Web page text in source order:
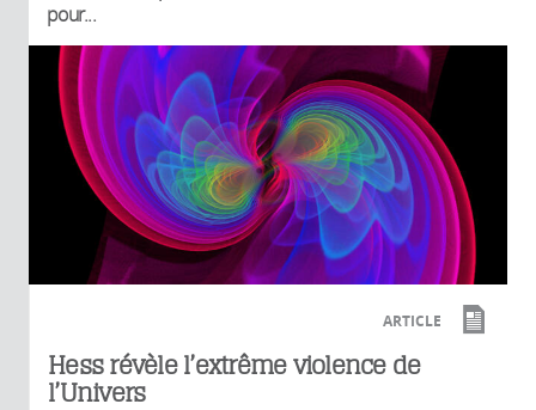
pour...
ARTICLE
Hess révèle l’extrême violence de
l’Univers